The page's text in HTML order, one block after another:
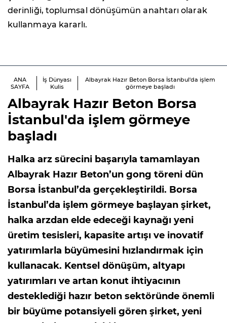
derinliği, toplumsal dönüşümün anahtarı olarak
kullanmaya kararlı.
ANA
SAYFA
İş Dünyası
Kulis
Albayrak Hazır Beton Borsa İstanbul'da işlem
görmeye başladı
Albayrak Hazır Beton Borsa
İstanbul'da işlem görmeye
başladı
Halka arz sürecini başarıyla tamamlayan
Albayrak Hazır Beton’un gong töreni dün
Borsa İstanbul’da gerçekleştirildi. Borsa
İstanbul’da işlem görmeye başlayan şirket,
halka arzdan elde edeceği kaynağı yeni
üretim tesisleri, kapasite artışı ve inovatif
yatırımlarla büyümesini hızlandırmak için
kullanacak. Kentsel dönüşüm, altyapı
yatırımları ve artan konut ihtiyacının
desteklediği hazır beton sektöründe önemli
bir büyüme potansiyeli gören şirket, yeni